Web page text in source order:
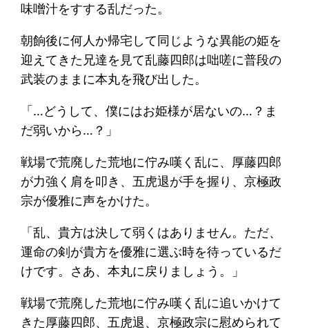
味噌汁をすする乱だった。
朝餉後に何人か帰宅して同じような異能の姫を
迎えてきた兄達を見て乱藤四郎は咄嗟に普段の
武装のままに本丸を飛び出した。
「…どうして、僕にはお姫様が居ないの…？ま
だ弱いから…？」
​戦場で荒廃した荒地に佇み嘆く乱に、厚藤四郎
が力強く肩を叩き、五虎退が手を握り、京極政
宗が優雅に声をかけた。
「乱、貴方は決して弱くはありません。ただ、
運命の剣が貴方を優雅に選ぶ時を待っているだ
けです。さあ、本丸に戻りましょう。」
戦場で荒廃した荒地に佇み嘆く乱に追いかけて
きた厚藤四郎、五虎退、京極政宗に慰められて